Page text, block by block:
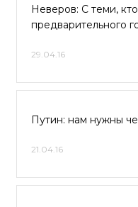
Неверов: С теми,
предварительного
29.04.16
Путин: нам нужны
21.04.16